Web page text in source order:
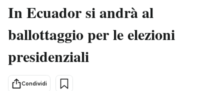
Italia
Politica
Tecnologia
Scienza
Moda
Consumismi
In Ecuador si andrà al
ballottaggio per le elezioni
presidenziali
Condividi